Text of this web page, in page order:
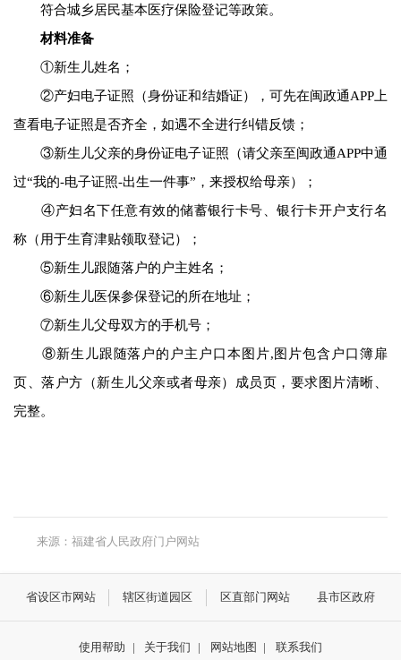
符合城乡居民基本医疗保险登记等政策。
材料准备
①新生儿姓名；
②产妇电子证照（身份证和结婚证），可先在闽政通APP上
查看电子证照是否齐全，如遇不全进行纠错反馈；
③新生儿父亲的身份证电子证照（请父亲至闽政通APP中通
过“我的-电子证照-出生一件事”，来授权给母亲）；
④产妇名下任意有效的储蓄银行卡号、银行卡开户支行名
称（用于生育津贴领取登记）；
⑤新生儿跟随落户的户主姓名；
⑥新生儿医保参保登记的所在地址；
⑦新生儿父母双方的手机号；
⑧新生儿跟随落户的户主户口本图片,图片包含户口簿扉
页、落户方（新生儿父亲或者母亲）成员页，要求图片清晰、
完整。
来源：福建省人民政府门户网站
省设区市网站 辖区街道园区 区直部门网站 县市区政府
使用帮助 | 关于我们 | 网站地图 | 联系我们